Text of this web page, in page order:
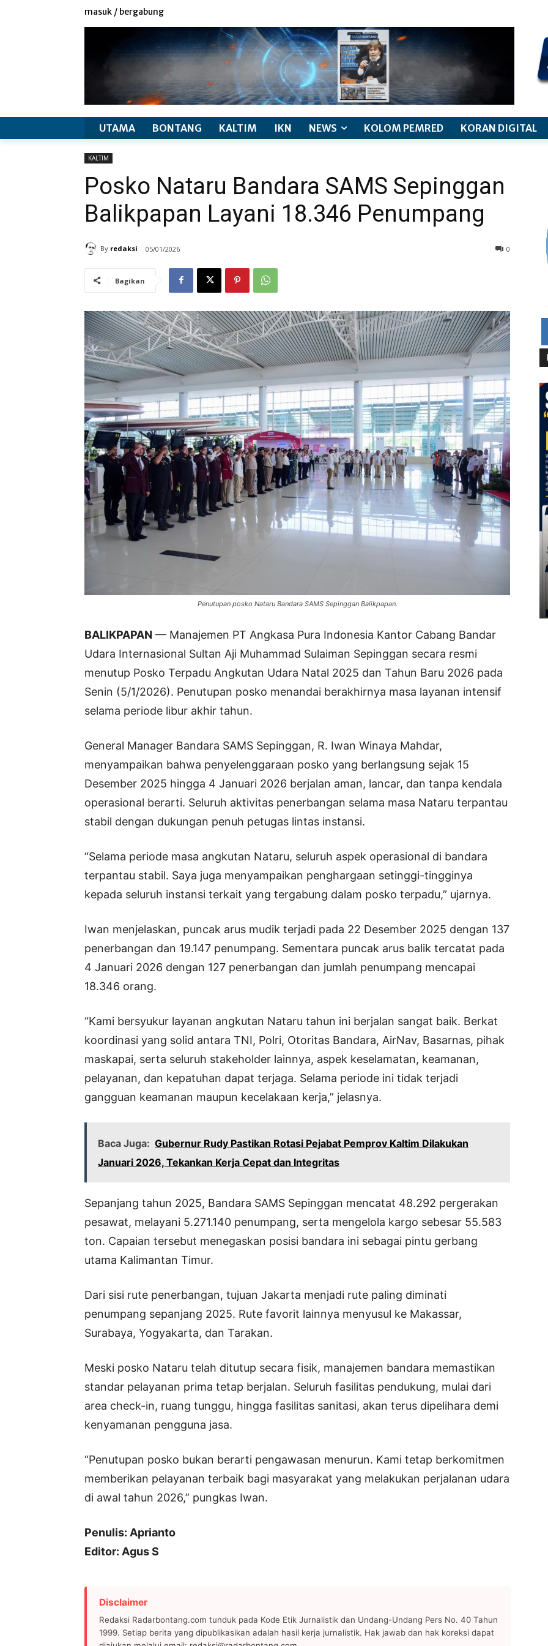
masuk / bergabung
UTAMA BONTANG KALTIM IKN NEWS KOLOM PEMRED KORAN DIGITAL
KALTIM
Posko Nataru Bandara SAMS Sepinggan
Balikpapan Layani 18.346 Penumpang
By redaksi 05/01/2026 0
Bagikan
Penutupan posko Nataru Bandara SAMS Sepinggan Balikpapan.
BALIKPAPAN — Manajemen PT Angkasa Pura Indonesia Kantor Cabang Bandar
Udara Internasional Sultan Aji Muhammad Sulaiman Sepinggan secara resmi
menutup Posko Terpadu Angkutan Udara Natal 2025 dan Tahun Baru 2026 pada
Senin (5/1/2026). Penutupan posko menandai berakhirnya masa layanan intensif
selama periode libur akhir tahun.
General Manager Bandara SAMS Sepinggan, R. Iwan Winaya Mahdar,
menyampaikan bahwa penyelenggaraan posko yang berlangsung sejak 15
Desember 2025 hingga 4 Januari 2026 berjalan aman, lancar, dan tanpa kendala
operasional berarti. Seluruh aktivitas penerbangan selama masa Nataru terpantau
stabil dengan dukungan penuh petugas lintas instansi.
“Selama periode masa angkutan Nataru, seluruh aspek operasional di bandara
terpantau stabil. Saya juga menyampaikan penghargaan setinggi-tingginya
kepada seluruh instansi terkait yang tergabung dalam posko terpadu,” ujarnya.
Iwan menjelaskan, puncak arus mudik terjadi pada 22 Desember 2025 dengan 137
penerbangan dan 19.147 penumpang. Sementara puncak arus balik tercatat pada
4 Januari 2026 dengan 127 penerbangan dan jumlah penumpang mencapai
18.346 orang.
“Kami bersyukur layanan angkutan Nataru tahun ini berjalan sangat baik. Berkat
koordinasi yang solid antara TNI, Polri, Otoritas Bandara, AirNav, Basarnas, pihak
maskapai, serta seluruh stakeholder lainnya, aspek keselamatan, keamanan,
pelayanan, dan kepatuhan dapat terjaga. Selama periode ini tidak terjadi
gangguan keamanan maupun kecelakaan kerja,” jelasnya.
Baca Juga: Gubernur Rudy Pastikan Rotasi Pejabat Pemprov Kaltim Dilakukan
Januari 2026, Tekankan Kerja Cepat dan Integritas
Sepanjang tahun 2025, Bandara SAMS Sepinggan mencatat 48.292 pergerakan
pesawat, melayani 5.271.140 penumpang, serta mengelola kargo sebesar 55.583
ton. Capaian tersebut menegaskan posisi bandara ini sebagai pintu gerbang
utama Kalimantan Timur.
Dari sisi rute penerbangan, tujuan Jakarta menjadi rute paling diminati
penumpang sepanjang 2025. Rute favorit lainnya menyusul ke Makassar,
Surabaya, Yogyakarta, dan Tarakan.
Meski posko Nataru telah ditutup secara fisik, manajemen bandara memastikan
standar pelayanan prima tetap berjalan. Seluruh fasilitas pendukung, mulai dari
area check-in, ruang tunggu, hingga fasilitas sanitasi, akan terus dipelihara demi
kenyamanan pengguna jasa.
“Penutupan posko bukan berarti pengawasan menurun. Kami tetap berkomitmen
memberikan pelayanan terbaik bagi masyarakat yang melakukan perjalanan udara
di awal tahun 2026,” pungkas Iwan.
Penulis: Aprianto
Editor: Agus S
Disclaimer
Redaksi Radarbontang.com tunduk pada Kode Etik Jurnalistik dan Undang-Undang Pers No. 40 Tahun
1999. Setiap berita yang dipublikasikan adalah hasil kerja jurnalistik. Hak jawab dan hak koreksi dapat